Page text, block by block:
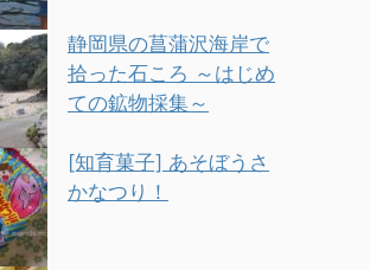
静岡県の菖蒲沢海岸で
拾った石ころ ～はじめ
ての鉱物採集～
[知育菓子] あそぼうさ
かなつり！